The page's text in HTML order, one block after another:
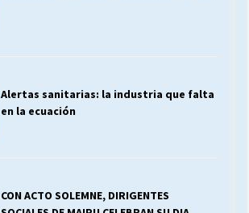
Alertas sanitarias: la industria que falta
en la ecuación
CON ACTO SOLEMNE, DIRIGENTES